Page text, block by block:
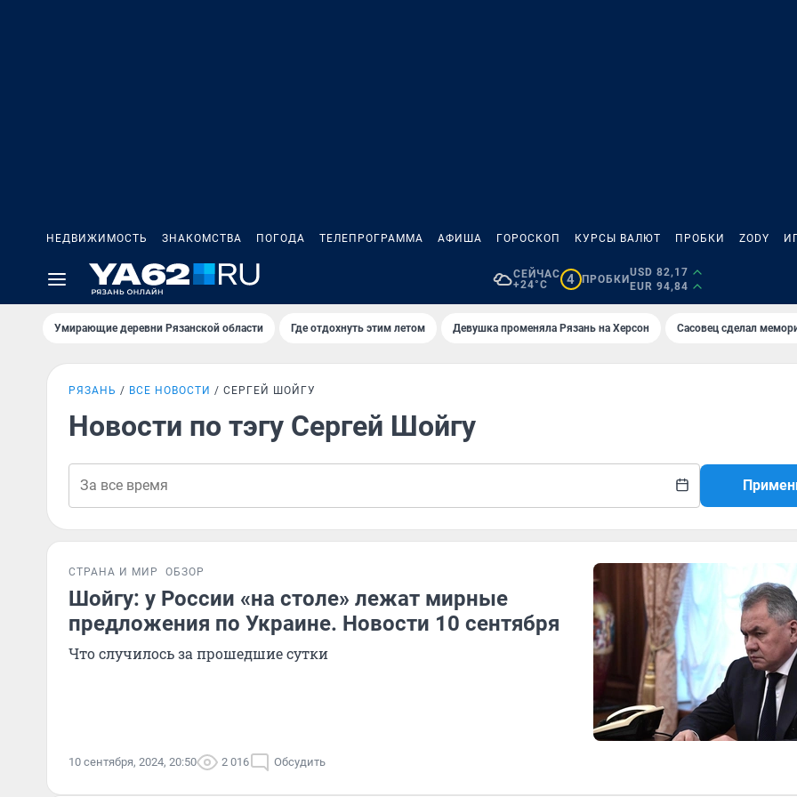
НЕДВИЖИМОСТЬ ЗНАКОМСТВА ПОГОДА ТЕЛЕПРОГРАММА АФИША ГОРОСКОП КУРСЫ ВАЛЮТ ПРОБКИ ZODY
СЕЙЧАС
+24°C
4 ПРОБКИ
USD 82,17
EUR 94,84
Умирающие деревни Рязанской области Где отдохнуть этим летом Девушка променяла Рязань на Херсон Сасовец сделал
РЯЗАНЬ ВСЕ НОВОСТИ СЕРГЕЙ ШОЙГУ
Новости по тэгу Сергей Шойгу
СТРАНА И МИР ОБЗОР
Шойгу: у России «на столе» лежат мирные
предложения по Украине. Новости 10 сентября
Что случилось за прошедшие сутки
10 сентября, 2024, 20:50 2 016 Обсудить